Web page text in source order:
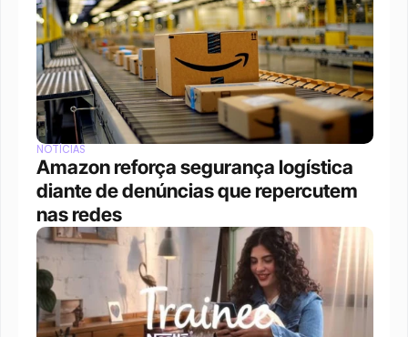
NOTÍCIAS
Amazon reforça segurança logística
diante de denúncias que repercutem
nas redes